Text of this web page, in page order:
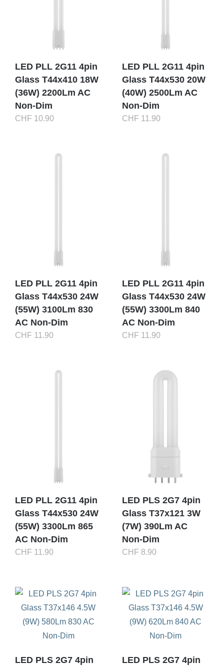
LED PLL 2G11 4pin
Glass T44x410 18W
(36W) 2200Lm AC
Non-Dim
CHF 10.90
LED PLL 2G11 4pin
Glass T44x530 20W
(40W) 2500Lm AC
Non-Dim
CHF 11.90
LED PLL 2G11 4pin
Glass T44x530 24W
(55W) 3100Lm 830
AC Non-Dim
CHF 11.90
LED PLL 2G11 4pin
Glass T44x530 24W
(55W) 3300Lm 840
AC Non-Dim
CHF 11.90
LED PLL 2G11 4pin
Glass T44x530 24W
(55W) 3300Lm 865
AC Non-Dim
CHF 11.90
LED PLS 2G7 4pin
Glass T37x121 3W
(7W) 390Lm AC
Non-Dim
CHF 8.90
LED PLS 2G7 4pin
LED PLS 2G7 4pin